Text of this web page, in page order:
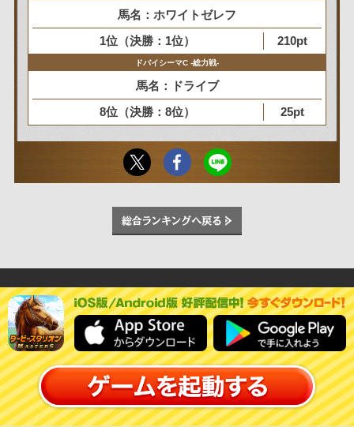
馬名：ホワイトゼレフ
1位（決勝：1位）
210pt
ドバイシーマC -総力戦-
馬名：ドライブ
8位（決勝：8位）
25pt